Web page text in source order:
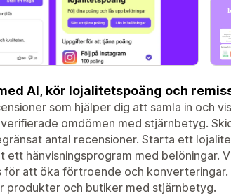
AI, kör lojalitetspoäng och
som hjälper dig att samla in och
omdömen med stjärnbetyg.
antal recensioner. Starta ett
ett hänvisningsprogram med belöningar.
för att öka förtroende och konverteringar.
produkter och butiker med stjärnbetyg.